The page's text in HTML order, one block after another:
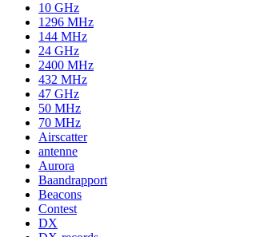
10 GHz
1296 MHz
144 MHz
24 GHz
2400 MHz
432 MHz
47 GHz
50 MHz
70 MHz
Airscatter
antenne
Aurora
Baandrapport
Beacons
Contest
DX